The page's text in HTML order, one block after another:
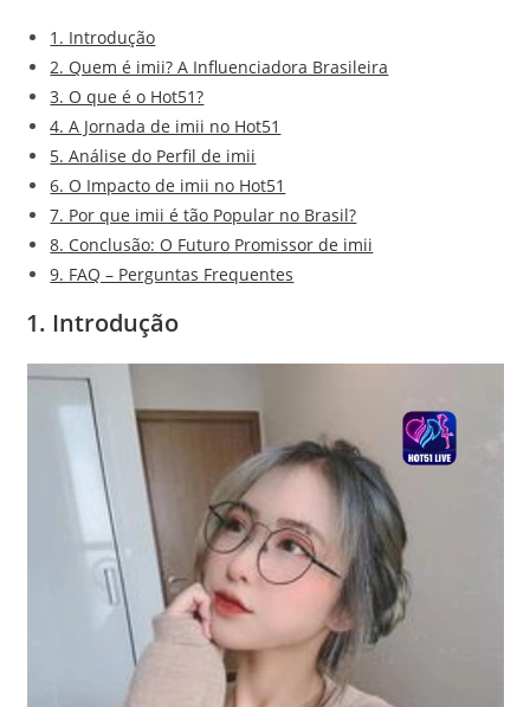
1. Introdução
2. Quem é imii? A Influenciadora Brasileira
3. O que é o Hot51?
4. A Jornada de imii no Hot51
5. Análise do Perfil de imii
6. O Impacto de imii no Hot51
7. Por que imii é tão Popular no Brasil?
8. Conclusão: O Futuro Promissor de imii
9. FAQ – Perguntas Frequentes
1. Introdução